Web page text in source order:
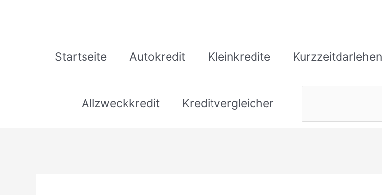
Startseite
Autokredit Kleinkredite Kurzzeitdarlehen
Allzweckkredit Kreditvergleicher